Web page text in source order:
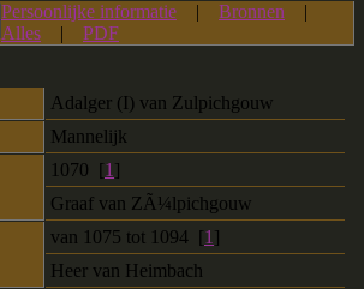
Persoonlijke informatie | Bronnen |
Alles | PDF
Adalger (I) van Zulpichgouw
Mannelijk
1070 [1]
Graaf van ZÃ¼lpichgouw
van 1075 tot 1094 [1]
Heer van Heimbach